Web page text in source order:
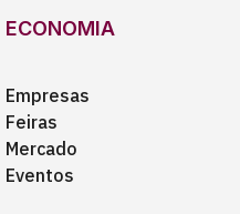
ECONOMIA
Empresas
Feiras
Mercado
Eventos